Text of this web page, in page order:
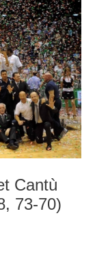
Cantù
73-70)